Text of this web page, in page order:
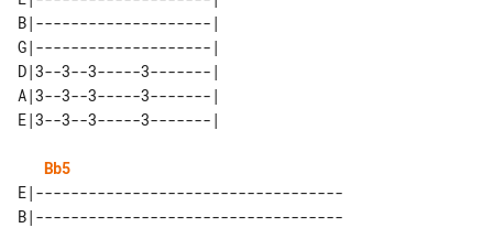
B|--------------------|
G|--------------------|
D|3--3--3-----3-------|
A|3--3--3-----3-------|
Bb5
E|-----------------------------------
B|-----------------------------------